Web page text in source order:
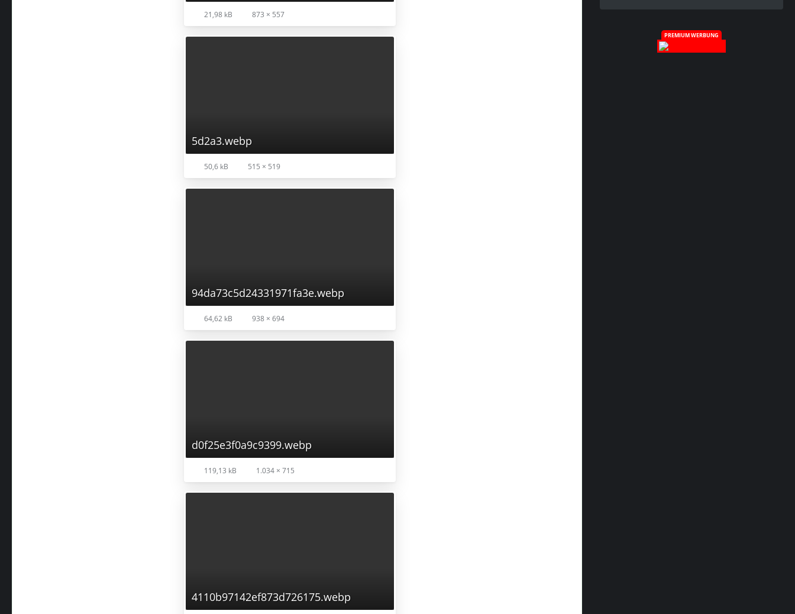
21,98 kB 873 × 557
5d2a3.webp
50,6 kB 515 × 519
94da73c5d24331971fa3e.webp
64,62 kB 938 × 694
d0f25e3f0a9c9399.webp
119,13 kB 1.034 × 715
4110b97142ef873d726175.webp
PREMIUM WERBUNG